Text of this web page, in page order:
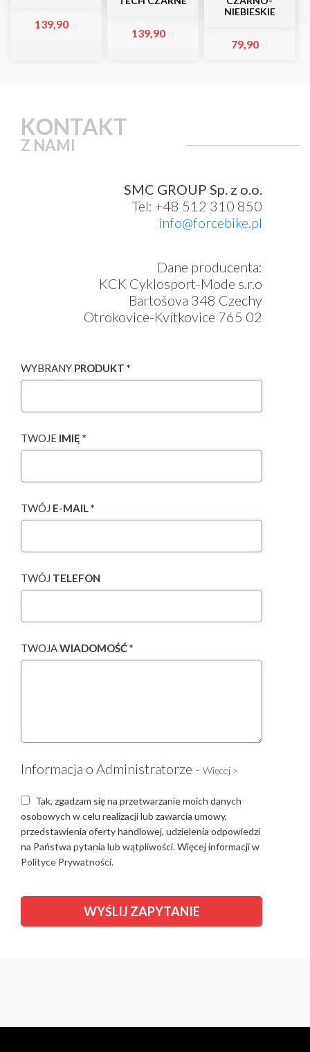
139,90
139,90
NIEBIESKIE
79,90
KONTAKT
Z NAMI
SMC GROUP Sp. z o.o.
Tel: +48 512 310 850
info@forcebike.pl
Dane producenta:
KCK Cyklosport-Mode s.r.o
Bartošova 348 Czechy
Otrokovice-Kvítkovice 765 02
WYBRANY PRODUKT *
TWOJE IMIĘ *
TWÓJ E-MAIL *
TWÓJ TELEFON
TWOJAWIADOMOŚĆ *
Informacja o Administratorze - Więcej >
Tak, zgadzam się na przetwarzanie moich danych
osobowych w celu realizacji lub zawarcia umowy,
przedstawienia oferty handlowej, udzielenia odpowiedzi
na Państwa pytania lub wątpliwości. Więcej informacji w
Polityce Prywatności.